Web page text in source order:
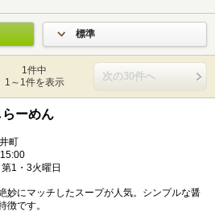
標準
1件中
1～1件を表示
次の30件へ
らーめん
町
第1・3火曜日
妙にマッチしたスープが人気。シンプルな醤
徴です。